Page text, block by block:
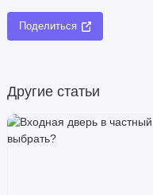
Поделиться
Другие статьи